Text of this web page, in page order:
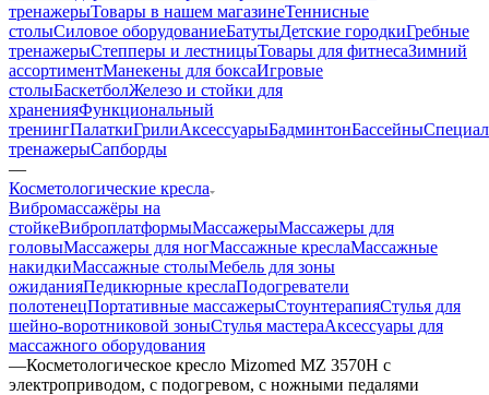
тренажерыТовары в нашем магазинеТеннисные
столыСиловое оборудованиеБатутыДетские городкиГребные
тренажерыСтепперы и лестницыТовары для фитнесаЗимний
ассортиментМанекены для боксаИгровые
столыБаскетболЖелезо и стойки для
храненияФункциональный
тренингПалаткиГрилиАксессуарыБадминтонБассейны
тренажерыСапборды
—
Косметологические кресла
Вибромассажёры на
стойкеВиброплатформыМассажерыМассажеры для
головыМассажеры для ногМассажные креслаМассажные
накидкиМассажные столыМебель для зоны
ожиданияПедикюрные креслаПодогреватели
полотенецПортативные массажерыСтоунтерапияСтулья для
шейно-воротниковой зоныСтулья мастераАксессуары для
массажного оборудования
—Косметологическое кресло Mizomed MZ 3570H с
электроприводом, с подогревом, с ножными педалями